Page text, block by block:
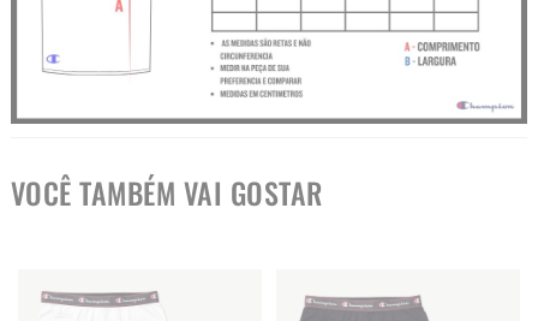
VOCÊ TAMBÉM VAI GOSTAR